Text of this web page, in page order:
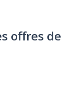
offres de